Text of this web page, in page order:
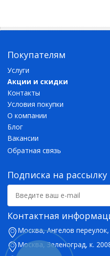
Покупателям
Услуги
Акции и скидки
Контакты
Условия покупки
О компании
Блог
Вакансии
Обратная связь
Подписка на рассылку
Контактная
Москва, Ангелов переулок,
Москва, Зеленоград, к.